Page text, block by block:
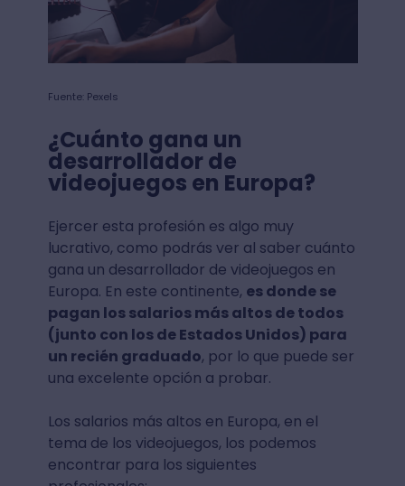
Fuente: Pexels
¿Cuánto gana un
desarrollador de
videojuegos en Europa?
Ejercer esta profesión es algo muy
lucrativo, como podrás ver al saber cuánto
gana un desarrollador de videojuegos en
Europa. En este continente, es donde se
pagan los salarios más altos de todos
(junto con los de Estados Unidos) para
un recién graduado, por lo que puede ser
una excelente opción a probar.
Los salarios más altos en Europa, en el
tema de los videojuegos, los podemos
encontrar para los siguientes